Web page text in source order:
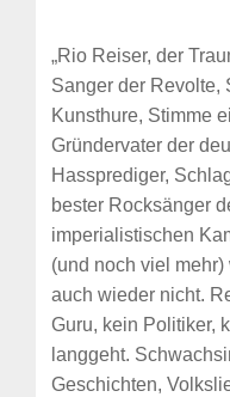
„Rio Reiser, der
Sanger der Revolte,
Kunsthure, Stimme
Gründervater der
Hassprediger,
bester Rocksänger
imperialistischen
(und noch viel
auch wieder nicht.
Guru, kein Politiker,
langgeht.
Geschichten,